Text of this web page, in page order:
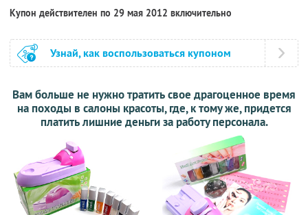
Купон действителен по 29 мая 2012 включительно
Узнай, как воспользоваться купоном
Вам больше не нужно тратить свое драгоценное время
на походы в салоны красоты, где, к тому же, придется
платить лишние деньги за работу персонала.